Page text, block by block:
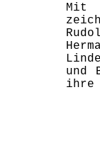
Mit
und
ihre